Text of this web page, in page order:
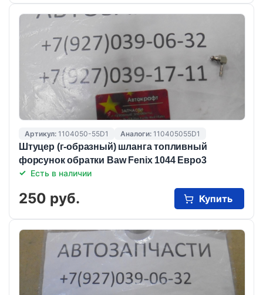
Артикул: 1104050-55D1 Аналоги: 110405055D1
Штуцер (г-образный) шланга топливный
форсунок обратки Baw Fenix 1044 Евро3
Есть в наличии
250 руб. Купить